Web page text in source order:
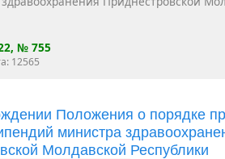
, № 755
12565
Положения о порядке
министра
Молдавской Республики